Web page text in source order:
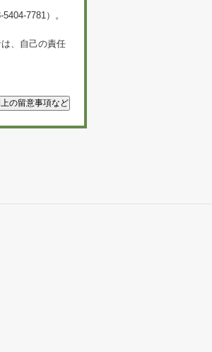
7781）。
、自己の責任